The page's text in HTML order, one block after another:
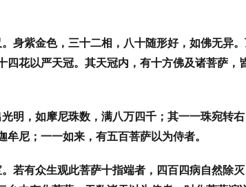
身紫金色，三十二相，八十随形好，如佛无异
四花以严天冠。其天冠内，有十方佛及诸菩萨，
明，如摩尼珠数，满八万四千；其一一珠宛转右
尼；一一如来，有五百菩萨以为侍者。
若有众生观此菩萨十指端者，四百四病自然除灭